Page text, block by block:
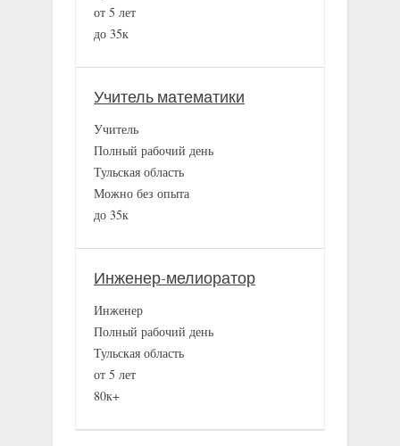
от 5 лет
до 35к
Учитель математики
Учитель
Полный рабочий день
Тульская область
Можно без опыта
до 35к
Инженер-мелиоратор
Инженер
Полный рабочий день
Тульская область
от 5 лет
80к+